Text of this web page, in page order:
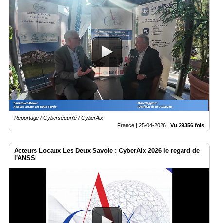
Reportage / Cybersécurité / CyberAix
France | 25-04-2026 | Vu 29356 fois
Acteurs Locaux Les Deux Savoie : CyberAix 2026 le regard de
l'ANSSI